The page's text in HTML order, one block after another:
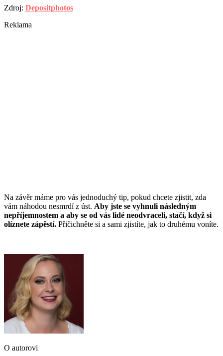
Zdroj: Depositphotos
Reklama
Na závěr máme pro vás jednoduchý tip, pokud chcete zjistit, zda
vám náhodou nesmrdí z úst. Aby jste se vyhnuli následným
nepříjemnostem a aby se od vás lidé neodvraceli, stačí, když si
olíznete zápěstí. Přičichněte si a sami zjistíte, jak to druhému voníte.
O autorovi